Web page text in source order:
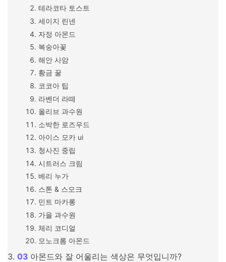
테라코타 토스트
세이지 린넨
자정 아몬드
복숭아꽃
해안 사암
황금 꿀
코코아 팁
라벤더 라떼
올리브 과수원
소박한 로즈우드
아이스 모카 ui
청사진 중립
시트러스 크림
베리 누가
스톤 & 스모크
민트 마카롱
가을 과수원
체리 코디얼
모노크롬 아몬드
아몬드와 잘 어울리는 색상은 무엇입니까?